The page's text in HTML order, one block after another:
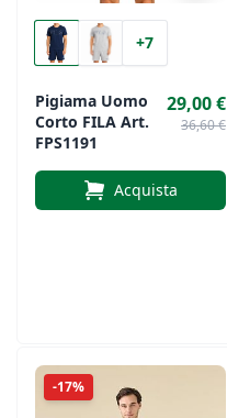
+7
Pigiama Uomo
Corto FILA Art.
FPS1191
29,00 €
36,60 €
Acquista
-17%